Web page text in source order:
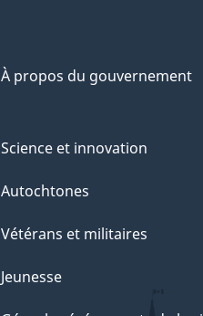
À propos du gouvernement
Science et innovation
Autochtones
Vétérans et militaires
Jeunesse